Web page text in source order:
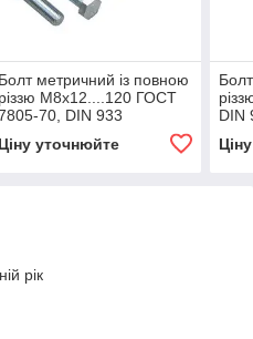
Болт метричний із повною
різзю М8x12....120 ГОСТ
70, DIN 933
Ціну уточнюйте
DIN
рік